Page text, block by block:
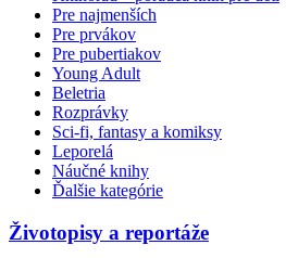
Pre najmenších
Pre prvákov
Pre pubertiakov
Young Adult
Beletria
Rozprávky
Sci-fi, fantasy a komiksy
Leporelá
Náučné knihy
Ďalšie kategórie
Životopisy a reportáže